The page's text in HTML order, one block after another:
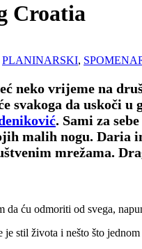
Croatia
PLANINARSKI,
neko vrijeme na
svakoga da uskoči
. Sami za
malih nogu.
mrežama.
da ću odmoriti od svega,
stil života i nešto što